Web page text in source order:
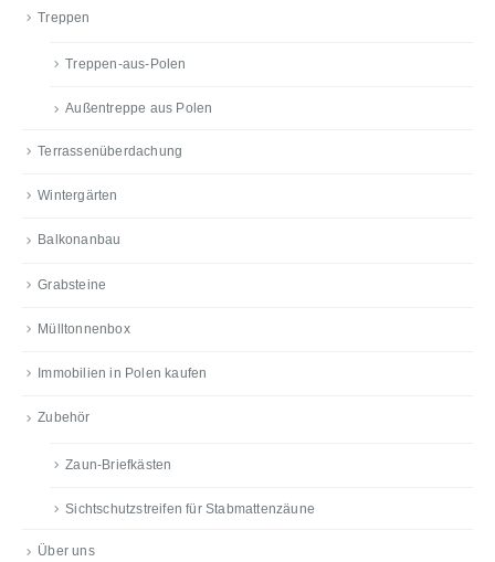
Treppen
Treppen-aus-Polen
Außentreppe aus Polen
Terrassenüberdachung
Wintergärten
Balkonanbau
Grabsteine
Mülltonnenbox
Immobilien in Polen kaufen
Zubehör
Zaun-Briefkästen
Sichtschutzstreifen für Stabmattenzäune
Über uns